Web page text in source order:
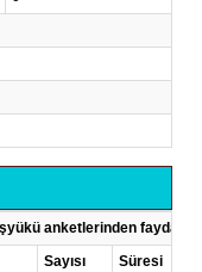
anketlerinden
Sayısı Süresi